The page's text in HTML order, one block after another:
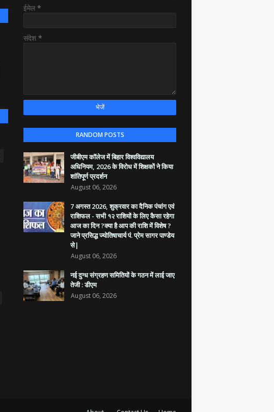
ईमेल *
संदेश *
RANDOM POSTS
जीबीएम कॉलेज में बिहार विश्वविद्यालय
अधिनियम, 2026 के विरोध में शिक्षकों ने किया
शांतिपूर्ण प्रदर्शन
August 06, 2026
7 अगस्त 2026, शुक्रवार का दैनिक पंचांग एवं
राशिफल - सभी १२ राशियों के लिए कैसा रहेगा
आज का दिन ?क्या है आप की राशि में विशेष ?
जाने प्रसिद्ध ज्योतिषाचार्य पं. प्रेम सागर पाण्डेय
से|
August 06, 2026
नई दुग्ध संग्रहण समितियों के गठन में लाई जाए
तेजी : डीएम
August 06, 2026